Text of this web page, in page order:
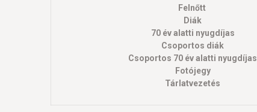
Felnőtt
Diák
70 év alatti nyugdíjas
Csoportos diák
Csoportos 70 év alatti nyugdíjas
Fotójegy
Tárlatvezetés